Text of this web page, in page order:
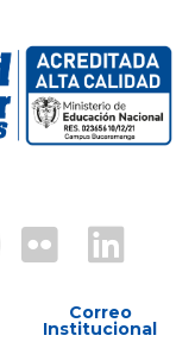
Correo
Institucional